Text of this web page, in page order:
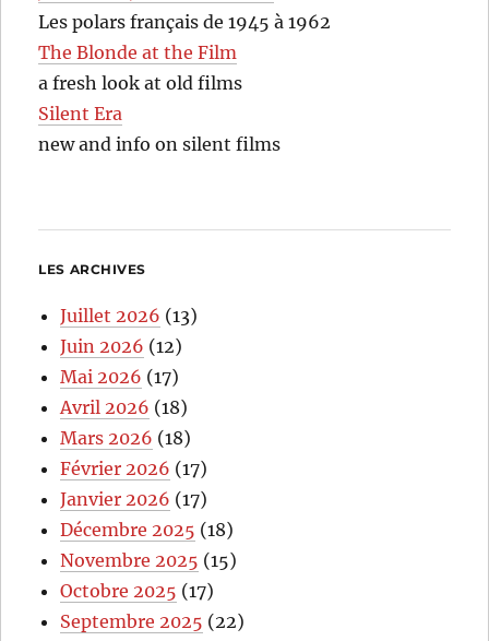
Les polars français de 1945 à 1962
The Blonde at the Film
a fresh look at old films
Silent Era
new and info on silent films
LES ARCHIVES
Juillet 2026 (13)
Juin 2026 (12)
Mai 2026 (17)
Avril 2026 (18)
Mars 2026 (18)
Février 2026 (17)
Janvier 2026 (17)
Décembre 2025 (18)
Novembre 2025 (15)
Octobre 2025 (17)
Septembre 2025 (22)